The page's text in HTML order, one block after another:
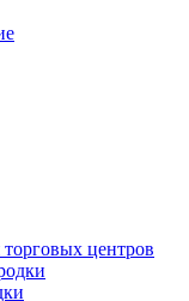
центров